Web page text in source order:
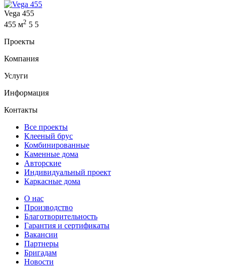
Vega 455
455 м2 5 5
Проекты
Компания
Услуги
Информация
Контакты
Все проекты
Клееный брус
Комбинированные
Каменные дома
Авторские
Индивидуальный проект
Каркасные дома
О нас
Производство
Благотворительность
Гарантия и сертификаты
Вакансии
Партнеры
Бригадам
Новости